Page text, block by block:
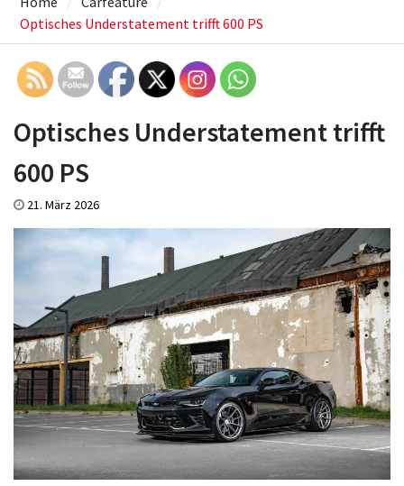
Optisches Understatement trifft
600 PS
21. März 2026
Chevrolet Camaro 6.2 V8 von SlyStyle